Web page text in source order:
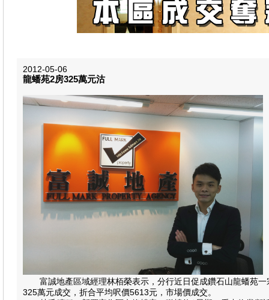
2012-05-06
龍蟠苑2房325萬元​沽
富誠地產區域經理林栢榮表示，分行近日促成鑽石山龍蟠苑一
325萬元成交，折合平均呎價5613元，市場價成交。